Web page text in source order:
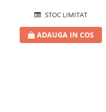
STOC LIMITAT
ADAUGA IN COS